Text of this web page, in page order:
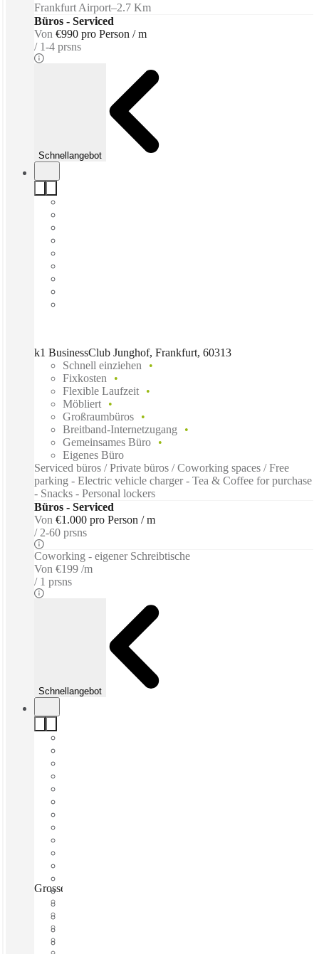
Frankfurt Airport–2.7 Km
Büros - Serviced
Von €990 pro Person / m
1-4 prsns
Schnellangebot
k1 BusinessClub Junghof, Frankfurt, 60313
Schnell einziehen
Fixkosten
Flexible Laufzeit
Möbliert
Großraumbüros
Breitband-Internetzugang
Gemeinsames Büro
Eigenes Büro
Serviced büros / Private büros / Coworking spaces / Free
parking - Electric vehicle charger - Tea & Coffee for purchase
- Snacks - Personal lockers
Büros - Serviced
Von €1.000 pro Person / m
2-60 prsns
Coworking - eigener Schreibtische
Von €199 /m
1 prsns
Schnellangebot
Grosse Gallusstrasse, Frankfurt, 60315